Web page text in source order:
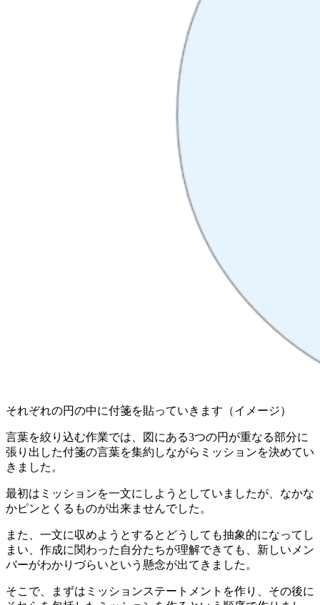
それぞれの円の中に付箋を貼っていきます（イメージ）
言葉を絞り込む作業では、図にある3つの円が重なる部分に
張り出した付箋の言葉を集約しながらミッションを決めてい
きました。
最初はミッションを一文にしようとしていましたが、なかな
かピンとくるものが出来ませんでした。
また、一文に収めようとするとどうしても抽象的になってし
まい、作成に関わった自分たちが理解できても、新しいメン
バーがわかりづらいという懸念が出てきました。
そこで、まずはミッションステートメントを作り、その後に